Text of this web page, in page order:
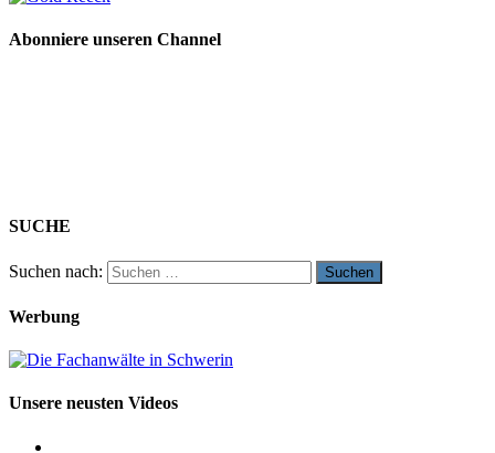
Abonniere unseren Channel
SUCHE
Suchen nach:
Werbung
Unsere neusten Videos